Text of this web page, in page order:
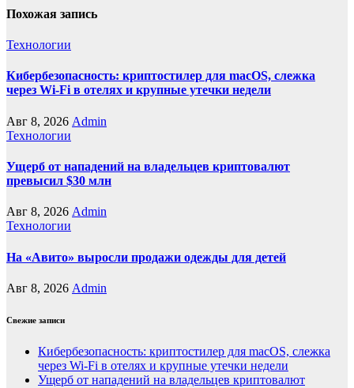
Похожая запись
Технологии
Кибербезопасность: криптостилер для macOS, слежка
через Wi-Fi в отелях и крупные утечки недели
Авг 8, 2026 Admin
Технологии
Ущерб от нападений на владельцев криптовалют
превысил $30 млн
Авг 8, 2026 Admin
Технологии
На «Авито» выросли продажи одежды для детей
Авг 8, 2026 Admin
Свежие записи
Кибербезопасность: криптостилер для macOS, слежка
через Wi-Fi в отелях и крупные утечки недели
Ущерб от нападений на владельцев криптовалют